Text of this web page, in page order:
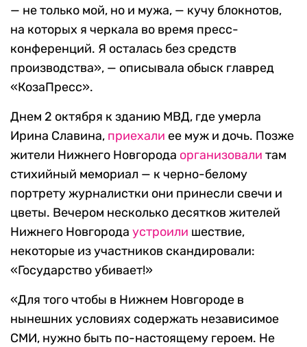
— не только мой, но и мужа, — кучу блокнотов,
на которых я черкала во время пресс-
конференций. Я осталась без средств
производства», — описывала обыск главред
«КозаПресс».
Днем 2 октября к зданию МВД, где умерла
Ирина Славина, приехали ее муж и дочь. Позже
жители Нижнего Новгорода организовали там
стихийный мемориал — к черно-белому
портрету журналистки они принесли свечи и
цветы. Вечером несколько десятков жителей
Нижнего Новгорода устроили шествие,
некоторые из участников скандировали:
«Государство убивает!»
«Для того чтобы в Нижнем Новгороде в
нынешних условиях содержать независимое
СМИ, нужно быть по-настоящему героем. Не